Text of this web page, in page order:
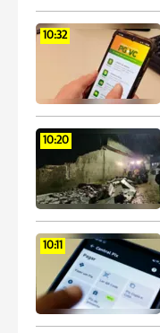
10:32
10:20
10:11